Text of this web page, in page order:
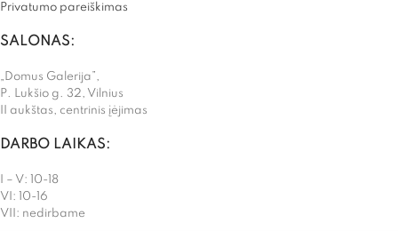
Privatumo pareiškimas
SALONAS:
„Domus Galerija”,
P. Lukšio g. 32, Vilnius
II aukštas, centrinis įėjimas
DARBO LAIKAS:
I – V: 10-18
VI: 10-16
VII: nedirbame